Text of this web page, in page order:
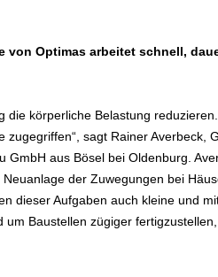
von Optimas arbeitet schnell,
die körperliche Belastung
sagt Rainer Averbeck,
GmbH aus Bösel bei Oldenburg.
der Zuwegungen bei
dieser Aufgaben auch kleine und
Baustellen zügiger